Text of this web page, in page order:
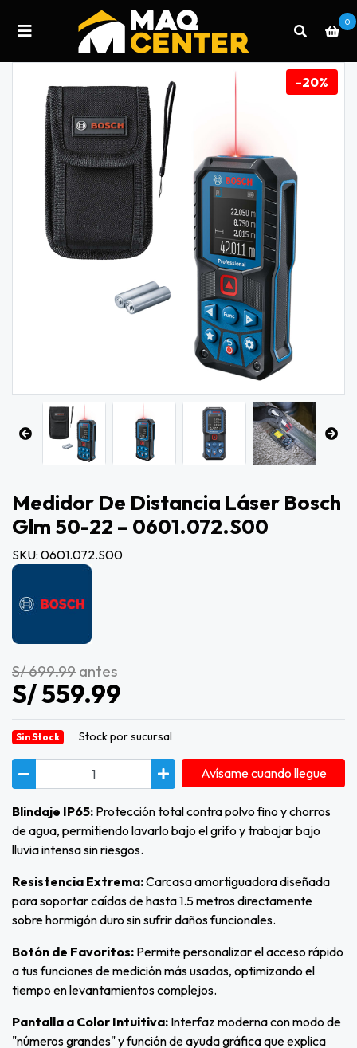
0
-20%
Medidor De Distancia Láser Bosch
Glm 50-22 – 0601.072.s00
SKU: 0601.072.S00
S/ 699.99 antes
S/ 559.99
Sin Stock Stock por sucursal
Avísame cuando llegue
Blindaje IP65: Protección total contra polvo fino y chorros
de agua, permitiendo lavarlo bajo el grifo y trabajar bajo
lluvia intensa sin riesgos.
Resistencia Extrema:Carcasa amortiguadora diseñada
para soportar caídas de hasta 1.5 metros directamente
sobre hormigón duro sin sufrir daños funcionales.
Botón de Favoritos: Permite personalizar el acceso rápido
a tus funciones de medición más usadas, optimizando el
tiempo en levantamientos complejos.
Pantalla a Color Intuitiva: Interfaz moderna con modo de
"números grandes" y función de ayuda gráfica que explica